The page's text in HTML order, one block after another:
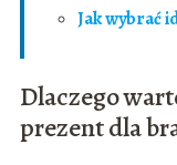
Jak wybrać
Dlaczego
prezent dla